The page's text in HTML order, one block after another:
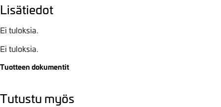
Lisätiedot
Ei tuloksia.
Ei tuloksia.
Tuotteen dokumentit
Tutustu myös